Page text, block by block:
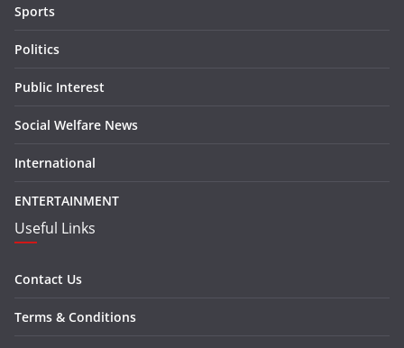
Sports
Politics
Public Interest
Social Welfare News
International
ENTERTAINMENT
Useful Links
Contact Us
Terms & Conditions